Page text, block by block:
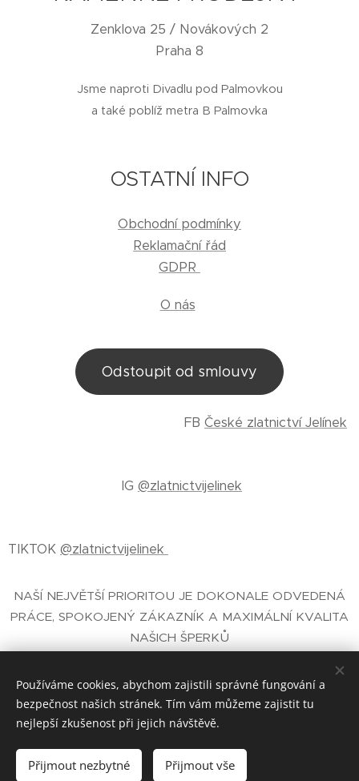
Zenklova 25 / Novákových 2
Praha 8
Jsme naproti Divadlu pod Palmovkou
a také poblíž metra B Palmovka
OSTATNÍ INFO
Obchodní podmínky
Reklamační řád
GDPR
O nás
Odstoupit od smlouvy
FB České zlatnictví Jelínek
IG @zlatnictvijelinek
TIKTOK @zlatnictvijelinek
NAŠÍ NEJVĚTŠÍ PRIORITOU JE DOKONALE ODVEDENÁ
PRÁCE, SPOKOJENÝ ZÁKAZNÍK A MAXIMÁLNÍ KVALITA
NAŠICH ŠPERKŮ
JELÍNEK®
České zlatnictví Jelínek® zal. 1930 Praha
Používáme cookies, abychom zajistili správné fungování a
bezpečnost našich stránek. Tím vám můžeme zajistit tu
nejlepší zkušenost při jejich návštěvě.
Přijmout nezbytné Přijmout vše